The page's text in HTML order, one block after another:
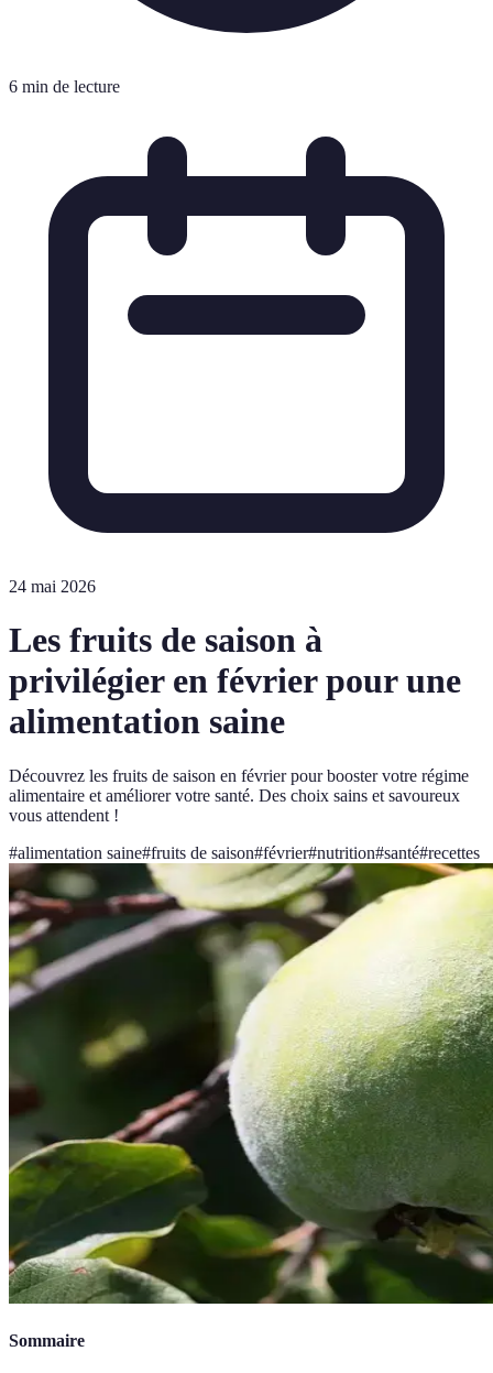
6 min de lecture
24 mai 2026
Les fruits de saison à
privilégier en février pour une
alimentation saine
Découvrez les fruits de saison en février pour booster votre régime
alimentaire et améliorer votre santé. Des choix sains et savoureux
vous attendent !
#alimentation saine#fruits de saison#février#nutrition#santé#recettes
Sommaire